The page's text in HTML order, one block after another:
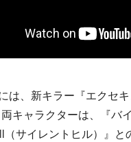
は、新キラー『エクセ
キャラクターは、『バ
（サイレントヒル）』